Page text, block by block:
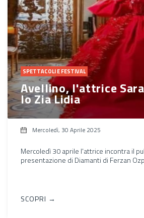
SPETTACOLI E FESTIVAL
Avellino, l'attrice
lo Zia Lidia
Mercoledì, 30 Aprile 2025
Mercoledì 30 aprile l'attrice incontra il
presentazione di Diamanti di Ferzan
SCOPRI →